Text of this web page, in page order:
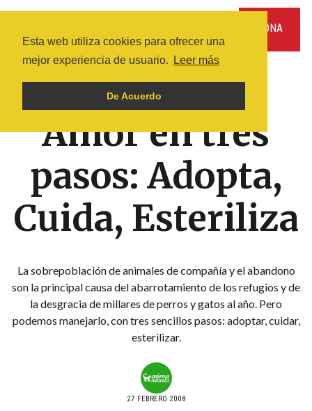
Esta web utiliza cookies para ofrecer una
mejor experiencia de usuario.
Leer más
De Acuerdo
DONA
Amor en tres
pasos: Adopta,
Cuida, Esteriliza
La sobrepoblación de animales de compañía y el abandono
son la principal causa del abarrotamiento de los refugios y de
la desgracia de millares de perros y gatos al año. Pero
podemos manejarlo, con tres sencillos pasos: adoptar, cuidar,
esterilizar.
27 FEBRERO 2008